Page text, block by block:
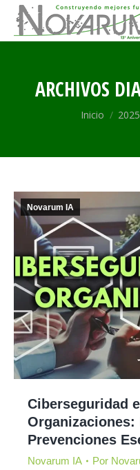
ARCHIVOS
Estás aquí:
Inicio 2025
Novarum IA
Ciberseguridad
Organizaciones:
Prevenciones
Novarum IA Por